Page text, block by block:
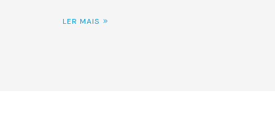
LER MAIS